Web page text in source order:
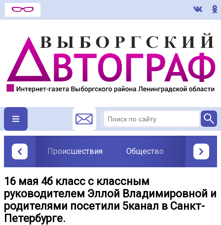
Происшествия Общество
16 мая 4б класс с классным
руководителем Эллой Владимировной и
родителями посетили 5канал в Санкт-
Петербурге.